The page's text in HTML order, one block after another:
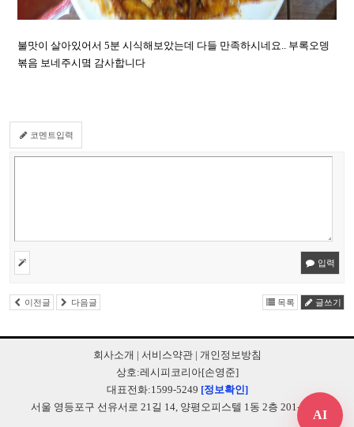
불맛이 살아있어서 5분 시식해보았는데 다들 만족하시네요.. 부록오뎅
볶음 보네주시몈 감사합니다
코멘트입력
입력
이전글 다음글 목록 글쓰기
회사소개 | 서비스약관| 개인정보방침
상호:레시피코리아[손영준]
대표전화:1599-5249 [정보확인]
서울 영등포구 선유서로 21길 14, 양평오피스텔 1동 2층 201-B248
AI